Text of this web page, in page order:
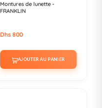
Montures de lunette -
FRANKLIN
Dhs 800
AJOUTER AU PANIER